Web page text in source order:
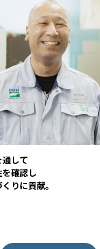
して
確認し
りに貢献。